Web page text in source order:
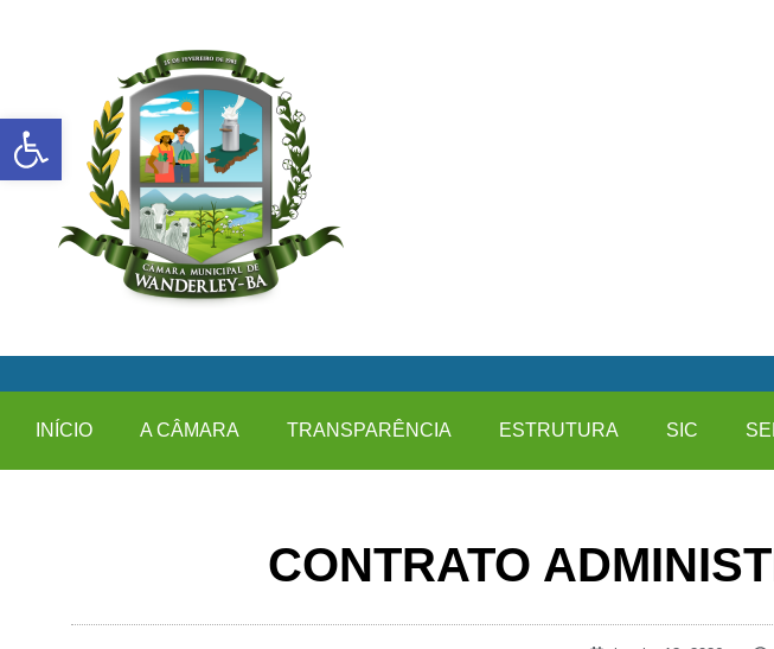
INÍCIO A CÂMARA TRANSPARÊNCIA ESTRUTURA SIC
CONTRATO
Abrir a barra de ferramentas